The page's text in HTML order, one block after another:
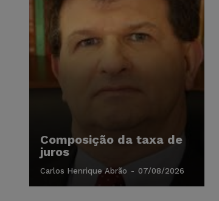
Composição da taxa de
juros
Carlos Henrique Abrão - 07/08/2026